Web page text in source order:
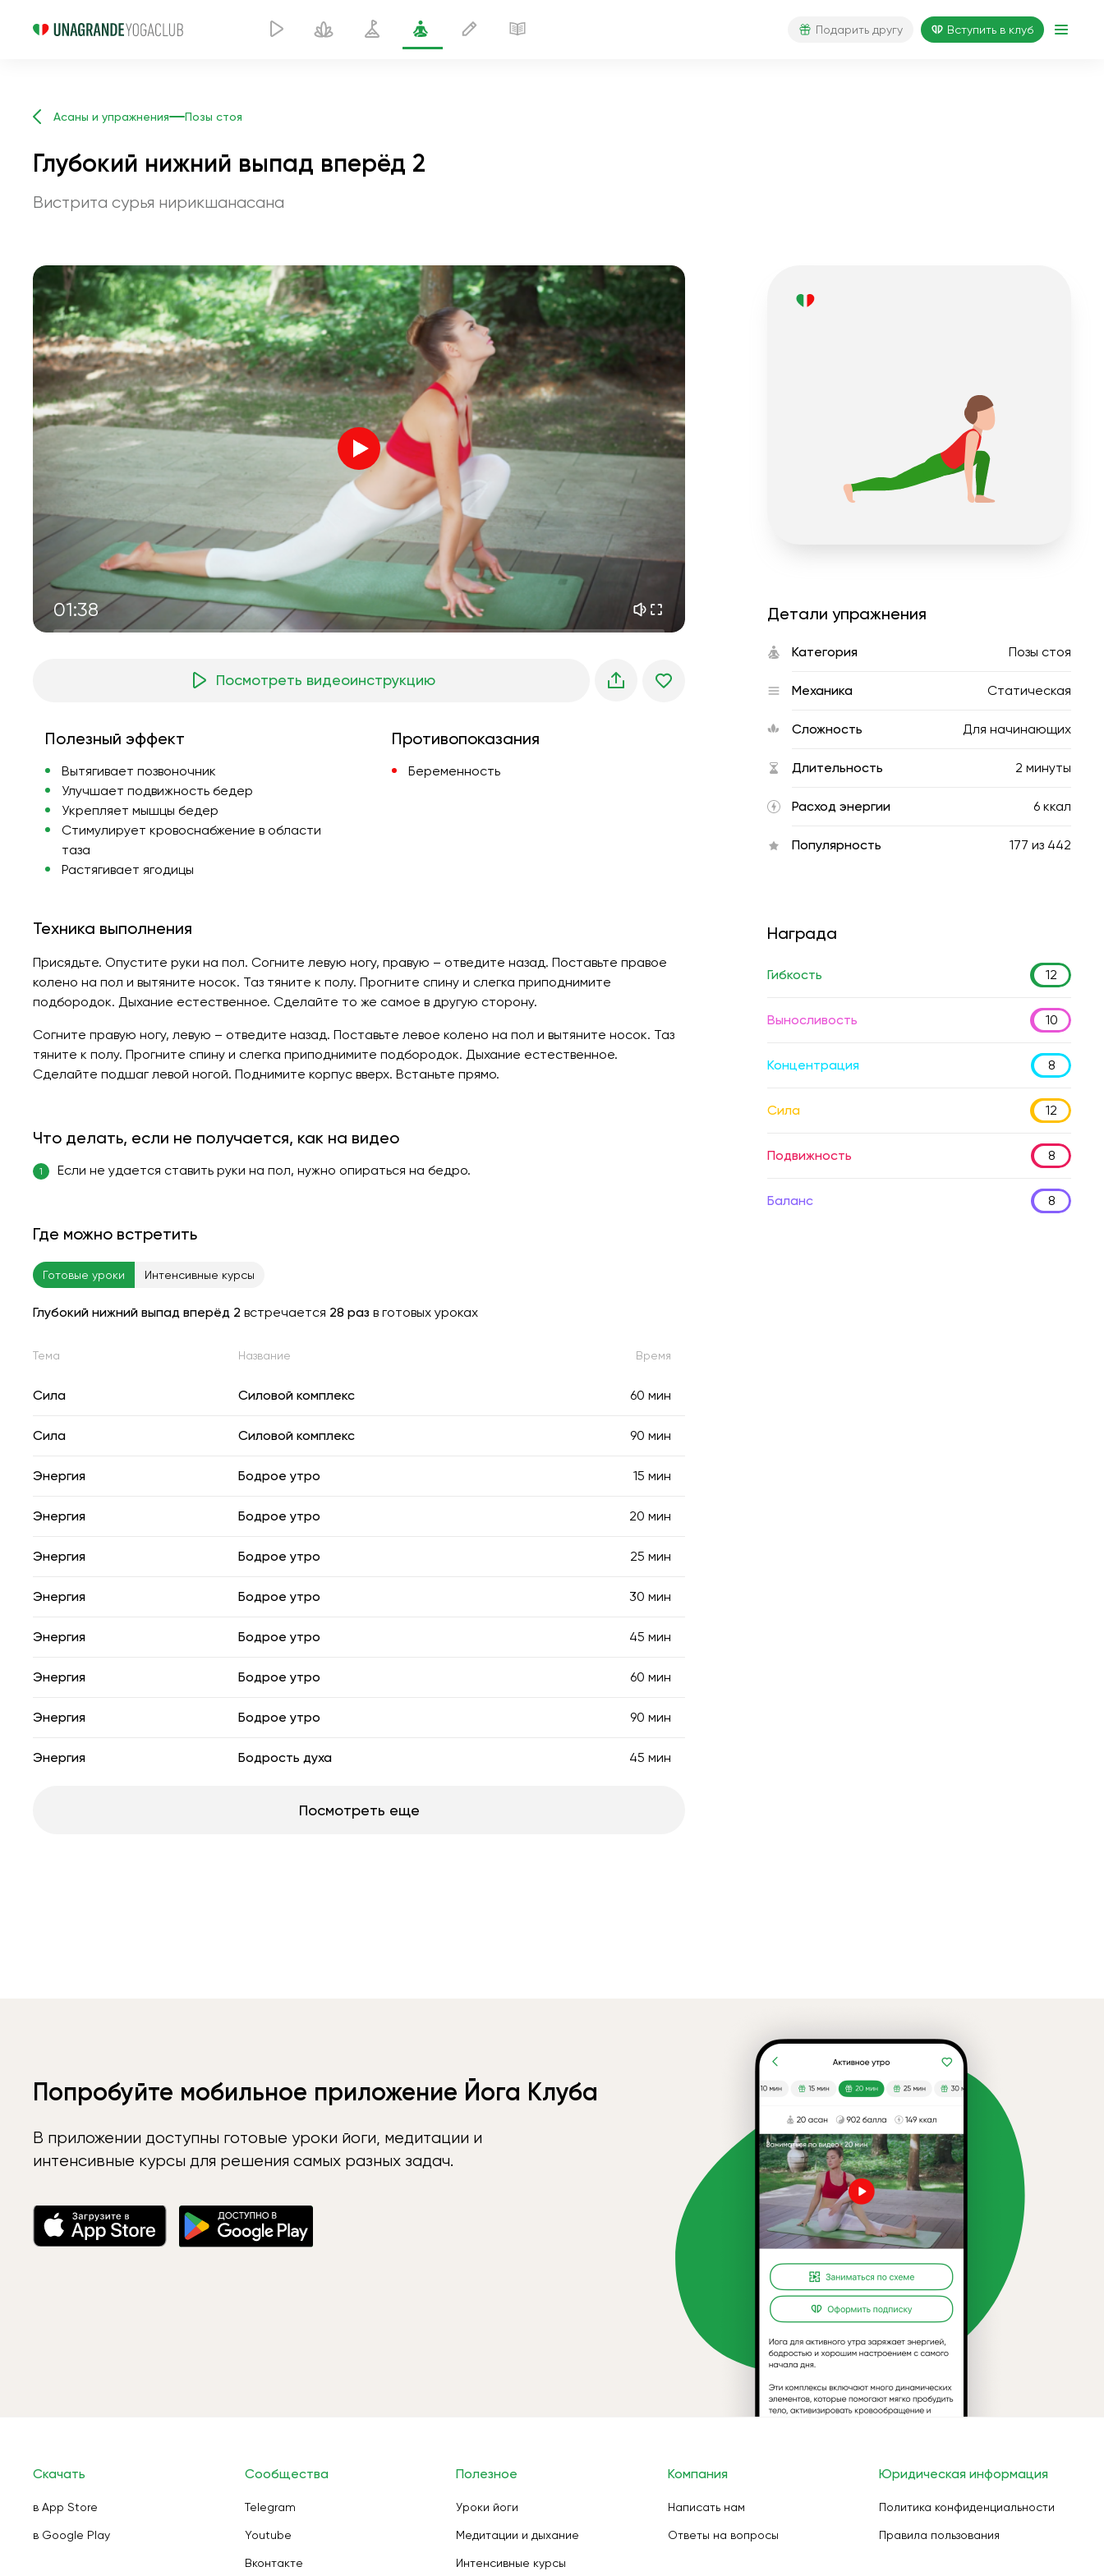
Подарить другу Вступить в клуб
Асаны и упражнения Позы стоя
Глубокий нижний выпад вперёд 2
Вистрита сурья нирикшанасана
01:38
Голос инструктора
полёт души 01:44
внутренний покой
утренние грёзы 01:34
лесная прохлада
летний дождь
горная тишина 02:00
морской бриз
голос ветра 02:00
весенний лес 02:00
Посмотреть видеоинструкцию
Полезный эффект
Вытягивает позвоночник
Улучшает подвижность бедер
Укрепляет мышцы бедер
Стимулирует кровоснабжение в области
таза
Растягивает ягодицы
Противопоказания
Беременность
Техника выполнения
Присядьте. Опустите руки на пол. Согните левую ногу, правую – отведите назад. Поставьте правое
колено на пол и вытяните носок. Таз тяните к полу. Прогните спину и слегка приподнимите
подбородок. Дыхание естественное. Сделайте то же самое в другую сторону.
Согните правую ногу, левую – отведите назад. Поставьте левое колено на пол и вытяните носок. Таз
тяните к полу. Прогните спину и слегка приподнимите подбородок. Дыхание естественное.
Сделайте подшаг левой ногой. Поднимите корпус вверх. Встаньте прямо.
Что делать, если не получается, как на видео
1 Если не удается ставить руки на пол, нужно опираться на бедро.
Где можно встретить
Готовые уроки Интенсивные курсы
Глубокий нижний выпад вперёд 2 встречается 28 раз в готовых уроках
Тема Название Время
Сила Силовой комплекс 60 мин
Сила Силовой комплекс 90 мин
Энергия Бодрое утро 15 мин
Энергия Бодрое утро 20 мин
Энергия Бодрое утро 25 мин
Энергия Бодрое утро 30 мин
Энергия Бодрое утро 45 мин
Энергия Бодрое утро 60 мин
Энергия Бодрое утро 90 мин
Энергия Бодрость духа 45 мин
Посмотреть еще
Детали упражнения
Категория Позы стоя
Механика Статическая
Сложность Для начинающих
Длительность 2 минуты
Расход энергии 6 ккал
Популярность 177 из 442
Награда
Гибкость 12
Выносливость 10
Концентрация 8
Сила 12
Подвижность 8
Баланс 8
Попробуйте мобильное приложение Йога Клуба
В приложении доступны готовые уроки йоги, медитации и
интенсивные курсы для решения самых разных задач.
Скачать
в App Store
в Google Play
Сообщества
Telegram
Youtube
Вконтакте
Полезное
Уроки йоги
Медитации и дыхание
Интенсивные курсы
Компания
Написать нам
Ответы на вопросы
Юридическая информация
Политика конфиденциальности
Правила пользования